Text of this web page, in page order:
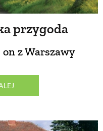
przygoda
z Warszawy